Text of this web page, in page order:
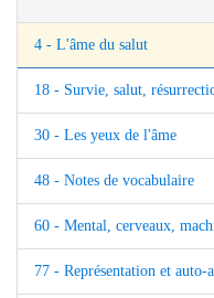
4 - L'âme du salut
18 - Survie, salut,
30 - Les yeux de l'âme
48 - Notes de vocabulaire
60 - Mental, cerveaux,
77 - Représentation et auto-